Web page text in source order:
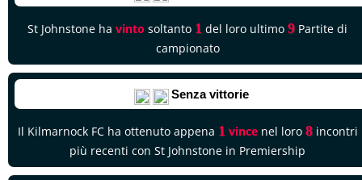
St Johnstone ha vinto soltanto 1 del loro ultimo 9 Partite di
campionato
Senza vittorie
Il Kilmarnock FC ha ottenuto appena 1 vincenel loro 8incontri
più recenti con St Johnstone in Premiership